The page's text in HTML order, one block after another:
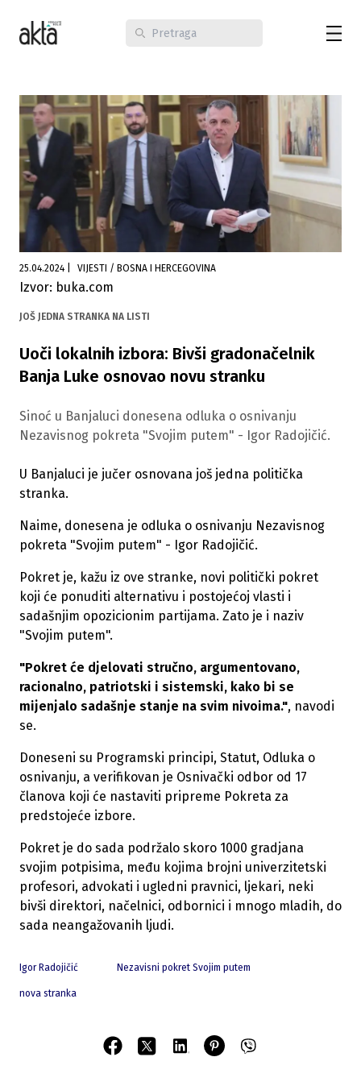
25.04.2024 VIJESTI / BOSNA I HERCEGOVINA
Izvor: buka.com
JOŠ JEDNA STRANKA NA LISTI
Uoči lokalnih izbora: Bivši gradonačelnik
Banja Luke osnovao novu stranku
Sinoć u Banjaluci donesena odluka o osnivanju
Nezavisnog pokreta "Svojim putem" - Igor Radojičić.
U Banjaluci je jučer osnovana još jedna politička
stranka.
Naime, donesena je odluka o osnivanju Nezavisnog
pokreta "Svojim putem" - Igor Radojičić.
Pokret je, kažu iz ove stranke, novi politički pokret
koji će ponuditi alternativu i postojećoj vlasti i
sadašnjim opozicionim partijama. Zato je i naziv
"Svojim putem".
"Pokret će djelovati stručno, argumentovano,
racionalno, patriotski i sistemski, kako bi se
mijenjalo sadašnje stanje na svim nivoima.", navodi
se.
Doneseni su Programski principi, Statut, Odluka o
osnivanju, a verifikovan je Osnivački odbor od 17
članova koji će nastaviti pripreme Pokreta za
predstojeće izbore.
Pokret je do sada podržalo skoro 1000 gradjana
svojim potpisima, među kojima brojni univerzitetski
profesori, advokati i ugledni pravnici, ljekari, neki
bivši direktori, načelnici, odbornici i mnogo mladih, do
sada neangažovanih ljudi.
Igor Radojičić Nezavisni pokret Svojim putem
nova stranka